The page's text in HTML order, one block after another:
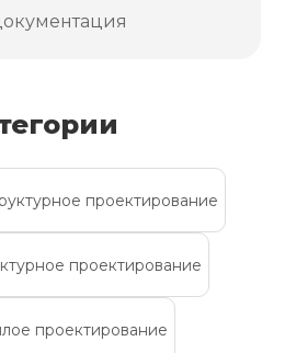
проектирование
проектирование
проектирование